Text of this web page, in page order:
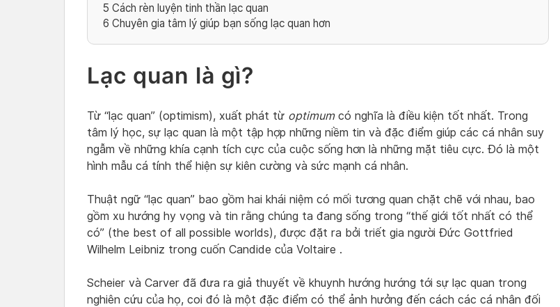
5 Cách rèn luyện tinh thần lạc quan
6 Chuyên gia tâm lý giúp bạn sống lạc quan hơn
Lạc quan là gì?
Từ “lạc quan” (optimism), xuất phát từ optimumcó nghĩa là điều kiện tốt nhất. Trong
tâm lý học, sự lạc quan là một tập hợp những niềm tin và đặc điểm giúp các cá nhân suy
ngẫm về những khía cạnh tích cực của cuộc sống hơn là những mặt tiêu cực. Đó là một
hình mẫu cá tính thể hiện sự kiên cường và sức mạnh cá nhân.
Thuật ngữ “lạc quan” bao gồm hai khái niệm có mối tương quan chặt chẽ với nhau, bao
gồm xu hướng hy vọng và tin rằng chúng ta đang sống trong “thế giới tốt nhất có thể
có” (the best of all possible worlds), được đặt ra bởi triết gia người Đức Gottfried
Wilhelm Leibniz trong cuốn Candide của Voltaire .
Scheier và Carver đã đưa ra giả thuyết về khuynh hướng hướng tới sự lạc quan trong
nghiên cứu của họ, coi đó là một đặc điểm có thể ảnh hưởng đến cách các cá nhân đối